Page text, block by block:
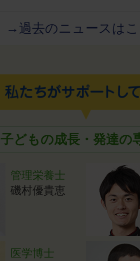
→過去のニュースは
子どもの成長・発達の
管理栄養士
磯村優貴恵
医学博士